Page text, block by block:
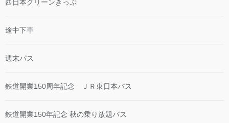
西日本グリーンきっぷ
途中下車
週末パス
鉄道開業150周年記念 ＪＲ東日本パス
鉄道開業150年記念 秋の乗り放題パス